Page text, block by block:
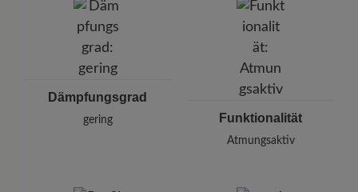
Dämpfungsgrad
gering Funktionalität
Atmungsaktiv